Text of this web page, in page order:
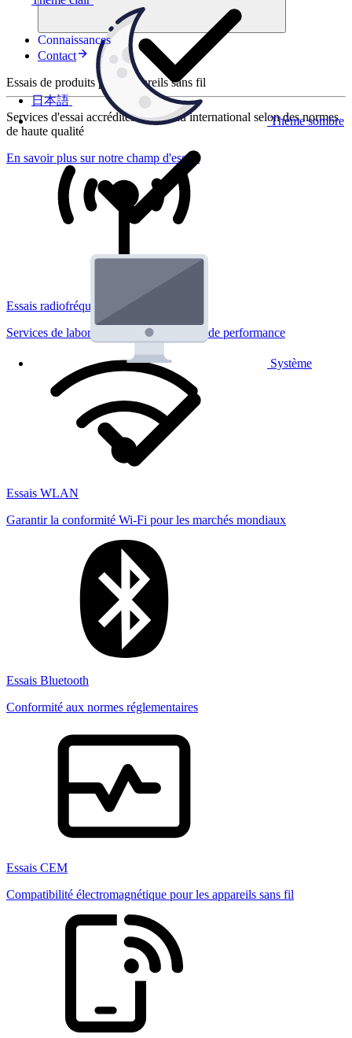
Thème sombre
Système
日本語
Connaissances
Contact
Essais de produits pour appareils sans fil
Services d'essai accrédités au niveau international selon des normes
de haute qualité
En savoir plus sur notre champ d'essais
Essais radiofréquences
Services de laboratoire réglementaires et de performance
Essais WLAN
Garantir la conformité Wi-Fi pour les marchés mondiaux
Essais Bluetooth
Conformité aux normes réglementaires
Essais CEM
Compatibilité électromagnétique pour les appareils sans fil